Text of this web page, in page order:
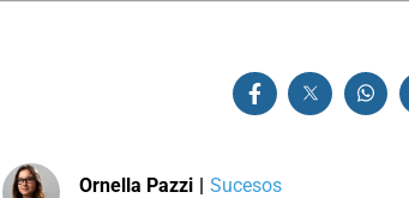
Ornella Pazzi | Sucesos